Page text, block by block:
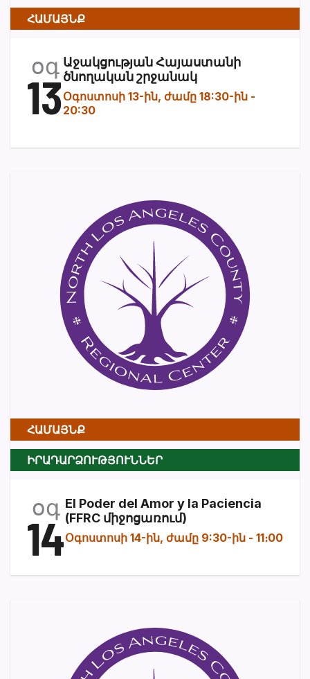
ՀԱՄԱՅՆՔ
օգ
13
Աջակցության Հայաստանի
ծնողական շրջանակ
Օգոստոսի 13-ին, ժամը 18:30-ին -
20:30
ՀԱՄԱՅՆՔ
ԻՐԱԴԱՐՁՈՒԹՅՈՒՆՆԵՐ
օգ
14
El Poder del Amor y la Paciencia
(FFRC միջոցառում)
Օգոստոսի 14-ին, ժամը 9:30-ին - 11։00